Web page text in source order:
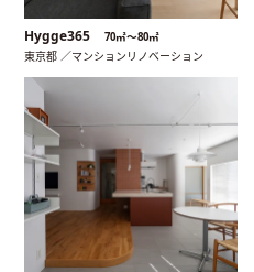
Hygge365 70㎡〜80㎡
東京都 ／マンションリノベーション